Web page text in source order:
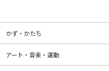
かず・かたち
アート・音楽・運動